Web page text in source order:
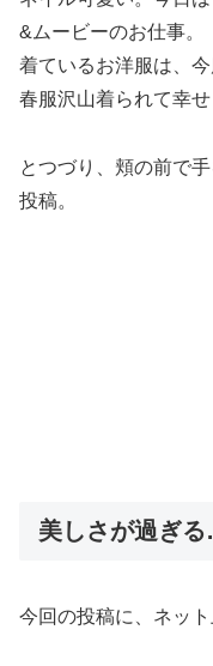
&ムービーのお仕事。
着ているお洋服は、
春服沢山着られて幸せ
とつづり、頬の前で
投稿。
美しさが過ぎ
今回の投稿に、ネッ